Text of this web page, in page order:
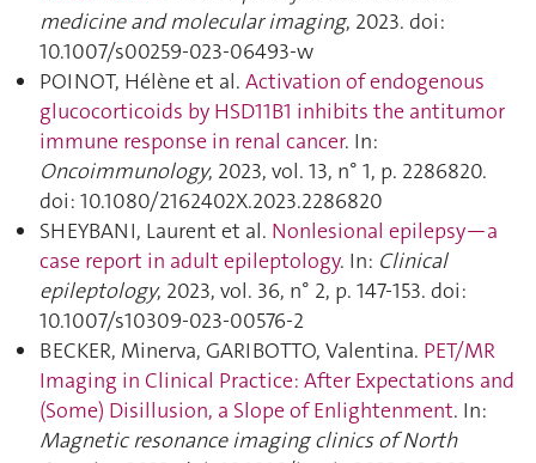
medicine and molecular imaging, 2023. doi:
10.1007/s00259-023-06493-w
POINOT, Hélène et al. Activation of endogenous
glucocorticoids by HSD11B1 inhibits the antitumor
immune response in renal cancer. In:
Oncoimmunology, 2023, vol. 13, n° 1, p. 2286820.
doi: 10.1080/2162402X.2023.2286820
SHEYBANI, Laurent et al. Nonlesional epilepsy—a
case report in adult epileptology. In: Clinical
epileptology, 2023, vol. 36, n° 2, p. 147‑153. doi:
10.1007/s10309-023-00576-2
BECKER, Minerva, GARIBOTTO, Valentina. PET/MR
Imaging in Clinical Practice: After Expectations and
(Some) Disillusion, a Slope of Enlightenment. In:
Magnetic resonance imaging clinics of North